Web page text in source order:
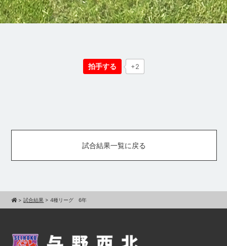
拍手する +2
試合結果一覧に戻る
>試合結果 >4種リーグ 6年